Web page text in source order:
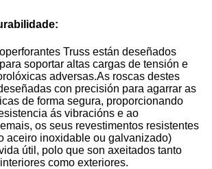
Truss están deseñados
soportar altas cargas de tensión e
adversas.As roscas destes
con precisión para agarrar as
de forma segura, proporcionando
ás vibracións e ao
os seus revestimentos resistentes
aceiro inoxidable ou galvanizado)
útil, polo que son axeitados tanto
como exteriores.